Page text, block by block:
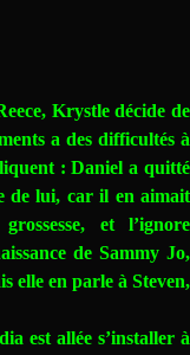
Krystle décide de
a des difficultés à
: Daniel a quitté
de lui, car il en aimait
et l’ignore
de Sammy Jo,
elle en parle à Steven,
est allée s’installer à